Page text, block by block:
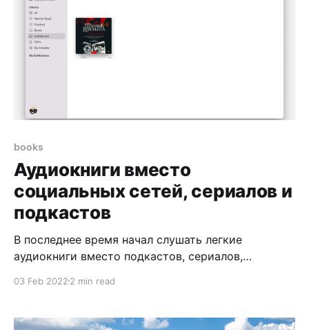
books
Аудиокниги вместо
социальных сетей, сериалов и
подкастов
В последнее время начал слушать легкие
аудиокниги вместо подкастов, сериалов,
рекомендую седлать так же. В какой-то момент
уже тошнит: после рабочего дня хочется
03 Feb 2022 2 min read